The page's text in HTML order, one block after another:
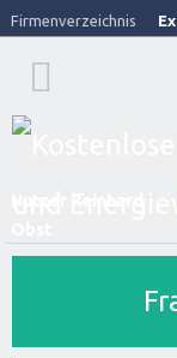
Firmenverzeichnis